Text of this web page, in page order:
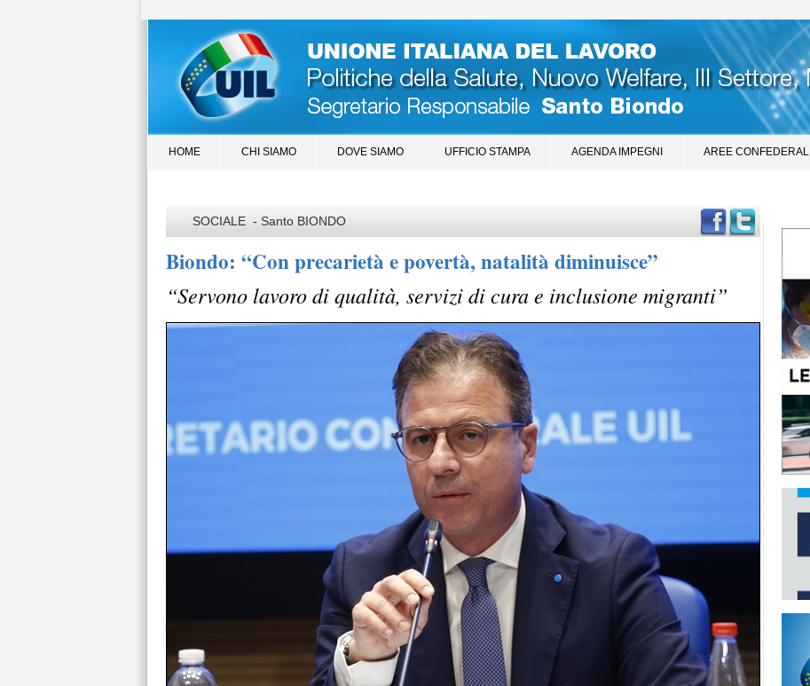
HOME CHI SIAMO DOVE SIAMO UFFICIO STAMPA AGENDA IMPEGNI AREE CONFEDERALI
SOCIALE - Santo BIONDO
Biondo: “Con precarietà e povertà, natalità diminuisce”
“Servono lavoro di qualità, servizi di cura e inclusione migranti”